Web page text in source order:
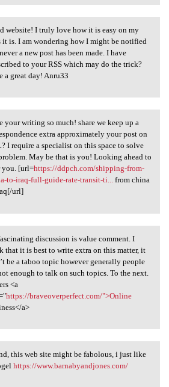
website! I truly love
website! I truly love how it is easy on my
it is. I am wondering how I might be notified
a new post has been made. I have
to your RSS which may do the trick?
a great day! Anru33
writing so much!
your writing so much! share we keep up a
extra approximately your post on
I require a specialist on this space to solve
May be that is you! Looking ahead to
you. [url=https://ddpch.com/shipping-from-
to-iraq-full-guide-rate-transit-ti...from china
url]
discussion is
discussion is value comment. I
that it is best to write extra on this matter, it
be a taboo topic however generally people
enough to talk on such topics. To the next.
<a
https://braveoverperfect.com/">Online
a>
this web site might
this web site might be fabolous, i just like
https://www.barnabyandjones.com/